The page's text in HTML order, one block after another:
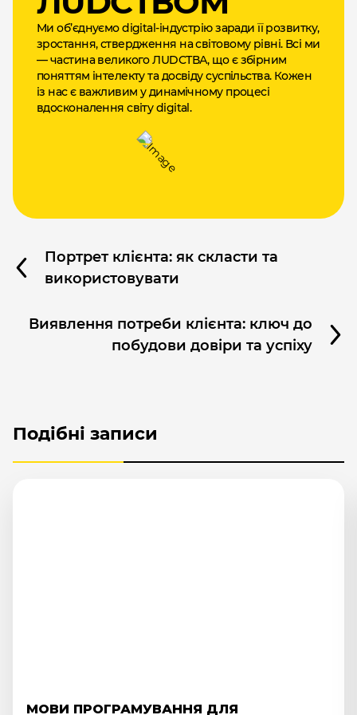
Ми об’єднуємо digital-індустрію заради її розвитку,
зростання, ствердження на світовому рівні. Всі ми
— частина великого ЛUDCТВА, що є збірним
поняттям інтелекту та досвіду суспільства. Кожен
із нас є важливим у динамічному процесі
вдосконалення світу digital.
Портрет клієнта: як скласти та
використовувати
Виявлення потреби клієнта: ключ до
побудови довіри та успіху
Подібні записи
МЕДІЙНА РЕКЛАМА: ЩО ЦЕ ТА ЯК ВОНА